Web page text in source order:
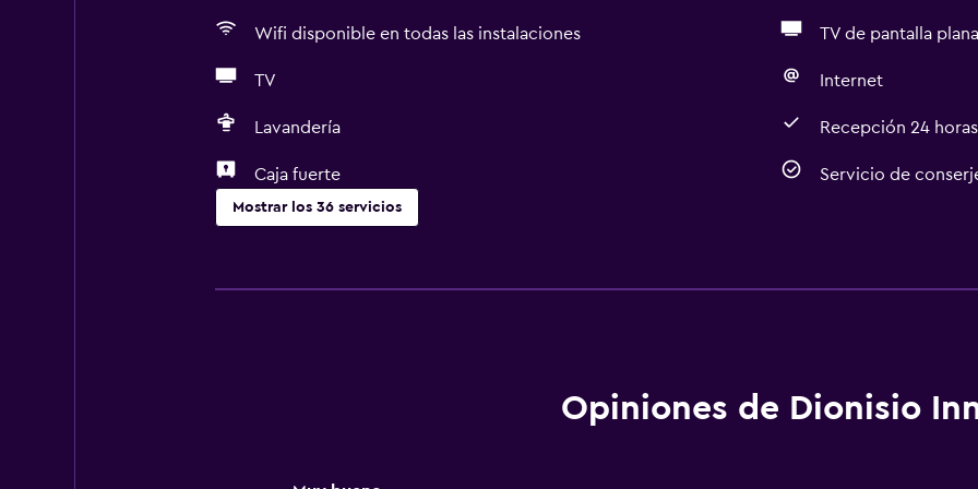
Wifi disponible en todas las instalaciones TV de pantalla plana
TV Internet
Lavandería Recepción 24 horas
Caja fuerte Servicio de
Mostrar los 36 servicios
Wifi gratis
Para no fumadores
Plantas superiores
Opiniones de Dionisio